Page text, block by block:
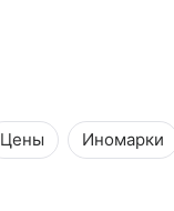
Цены Иномарки